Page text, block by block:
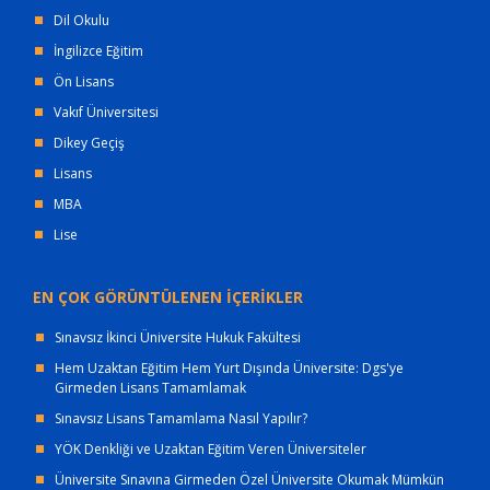
Dil Okulu
İngilizce Eğitim
Ön Lisans
Vakıf Üniversitesi
Dikey Geçiş
Lisans
MBA
Lise
EN ÇOK GÖRÜNTÜLENEN İÇERİKLER
Sınavsız İkinci Üniversite Hukuk Fakültesi
Hem Uzaktan Eğitim Hem Yurt Dışında Üniversite: Dgs'ye
Girmeden Lisans Tamamlamak
Sınavsız Lisans Tamamlama Nasıl Yapılır?
YÖK Denkliği ve Uzaktan Eğitim Veren Üniversiteler
Üniversite Sınavına Girmeden Özel Üniversite Okumak Mümkün